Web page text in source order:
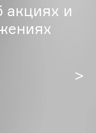
акциях и